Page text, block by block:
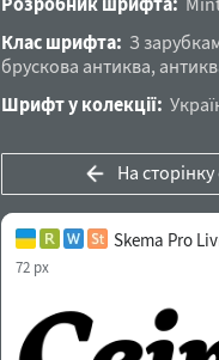
Клас шрифта: З
брускова антиква,
Шрифт у колекції:
На сторінку
Skema Pro
72 px